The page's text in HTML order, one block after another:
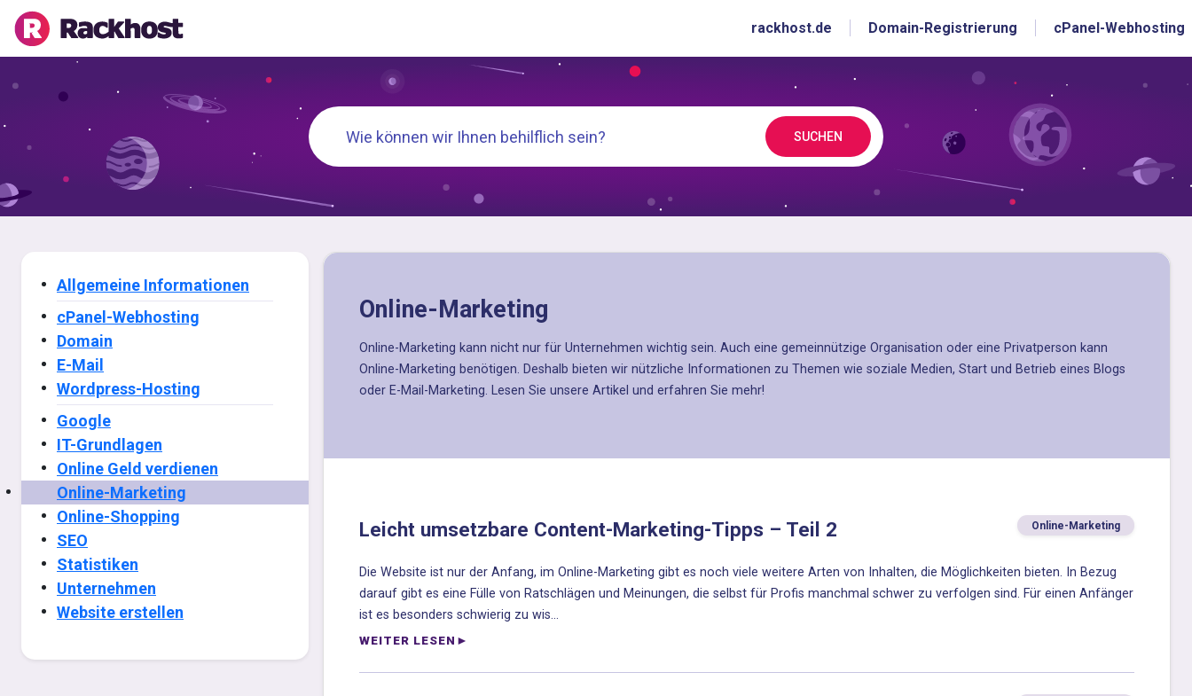
rackhost.de Domain-Registrierung cPanel-Webhosting
SUCHEN
Allgemeine Informationen
cPanel-Webhosting
Domain
E-Mail
Wordpress-Hosting
Google
IT-Grundlagen
Online Geld verdienen
Online-Marketing
Online-Shopping
SEO
Statistiken
Unternehmen
Website erstellen
Online-Marketing
Online-Marketing kann nicht nur für Unternehmen wichtig sein. Auch eine gemeinnützige Organisation oder eine Privatperson kann
Online-Marketing benötigen. Deshalb bieten wir nützliche Informationen zu Themen wie soziale Medien, Start und Betrieb eines Blogs
oder E-Mail-Marketing. Lesen Sie unsere Artikel und erfahren Sie mehr!
Leicht umsetzbare Content-Marketing-Tipps – Teil 2 Online-Marketing
Die Website ist nur der Anfang, im Online-Marketing gibt es noch viele weitere Arten von Inhalten, die Möglichkeiten bieten. In Bezug
darauf gibt es eine Fülle von Ratschlägen und Meinungen, die selbst für Profis manchmal schwer zu verfolgen sind. Für einen Anfänger
ist es besonders schwierig zu wis...
WEITER LESEN